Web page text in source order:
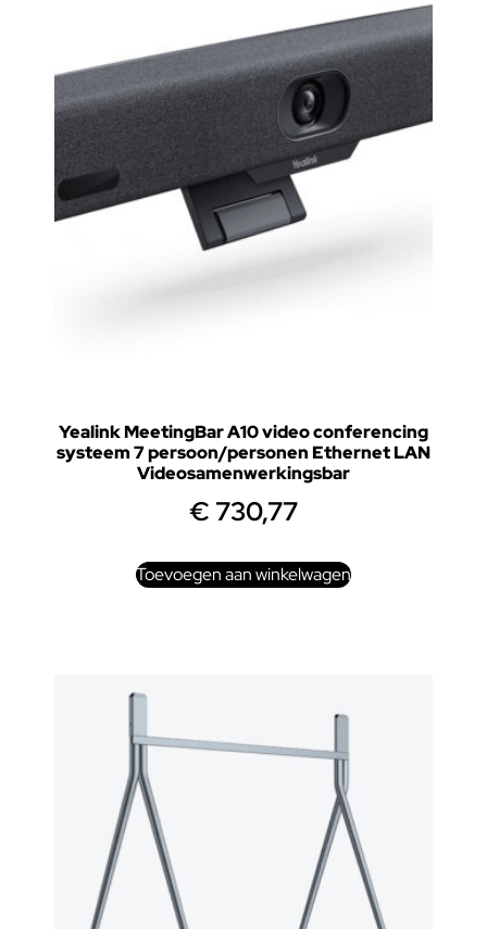
Yealink MeetingBar A10 video conferencing
systeem 7 persoon/personen Ethernet LAN
Videosamenwerkingsbar
€ 730,77
Toevoegen aan winkelwagen